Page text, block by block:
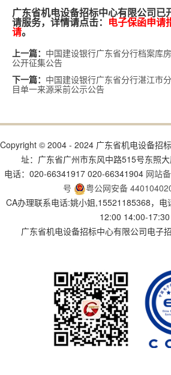
广东省机电设备招标中心有限公司已
请服务，详情请点击： 电子保函申请
请。
上一篇： 中国建设银行广东省分行档案库
公开征集公告
下一篇： 中国建设银行广东省分行湛江市
目单一来源采前公示公告
Copyright © 2004 - 2024 广东省机电设备招
址：广东省广州市东风中路515号东照
电话：020-66341917 020-66341904 网站
号
粤公网安备
CA办理联系电话:姚小姐,15521185368，
12:00 14:00-17:30
广东省机电设备招标中心有限公司电子